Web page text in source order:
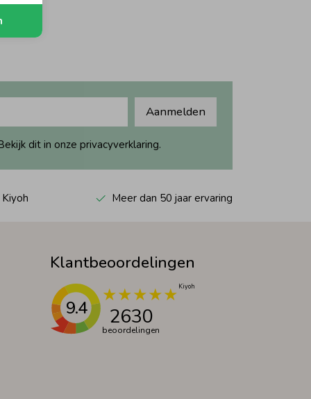
Aanmelden
dit in onze privacyverklaring.
Meer dan 50 jaar ervaring
Klantbeoordelingen
9.4 2630
beoordelingen